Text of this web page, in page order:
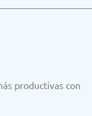
productivas con